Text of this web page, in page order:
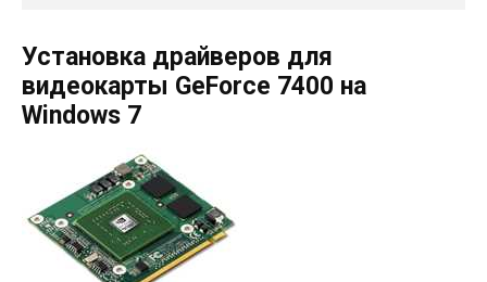
Установка драйверов для
видеокарты GeForce 7400 на
Windows 7